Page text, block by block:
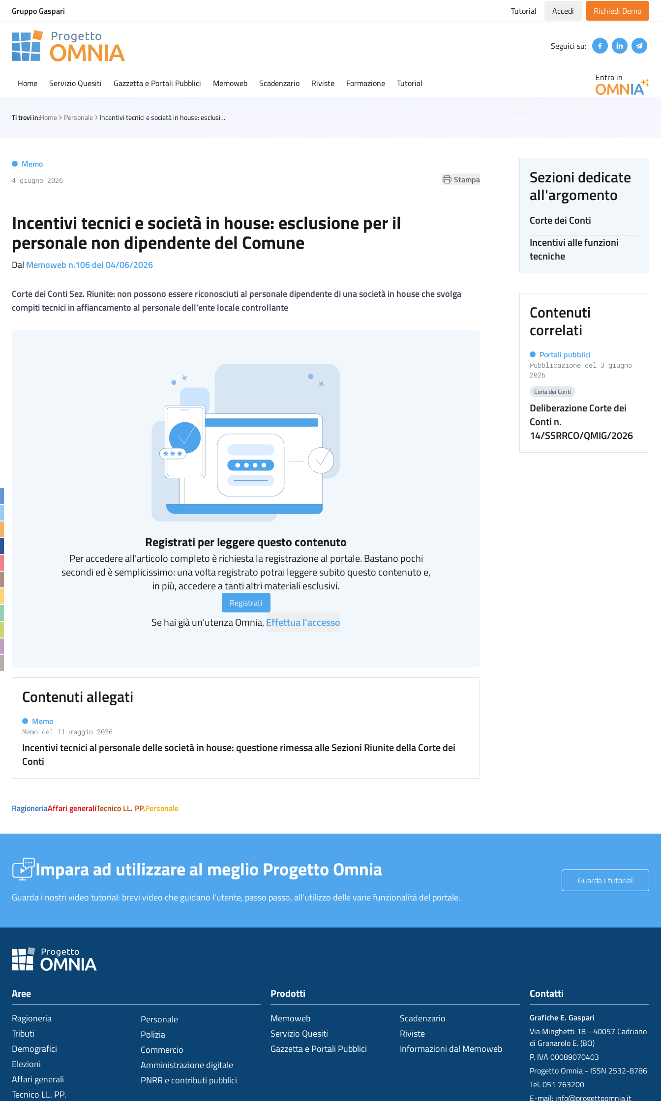
Gruppo Gaspari Tutorial Accedi Richiedi Demo
Progetto Omnia
Seguici su: FacebookLinkedin
Home Servizio Quesiti Gazzetta e Portali Pubblici Memoweb Scadenzario Riviste Formazione Tutorial Entra in
Ti trovi in:Home Personale Incentivi tecnici e società in house: esclusione per il personale non dipendente del Comune
Memo
4 giugno 2026 Stampa
Incentivi tecnici e società in house: esclusione per il
personale non dipendente del Comune
Dal Memoweb n.106 del 04/06/2026
Corte dei Conti Sez. Riunite: non possono essere riconosciuti al personale dipendente di una società in house che svolga
compiti tecnici in affiancamento al personale dell’ente locale controllante
Registrati per leggere questo contenuto
Per accedere all'articolo completo è richiesta la registrazione al portale. Bastano pochi
secondi ed è semplicissimo: una volta registrato potrai leggere subito questo contenuto e,
in più, accedere a tanti altri materiali esclusivi.
Registrati
Se hai già un'utenza Omnia,Effettua l'accesso
Contenuti allegati
Memo
Memo del 11 maggio 2026
Incentivi tecnici al personale delle società in house: questione rimessa alle Sezioni Riunite della Corte dei
Conti
Sezioni dedicate
all'argomento
Corte dei Conti
Incentivi alle funzioni
tecniche
Contenuti
correlati
Portali pubblici
Pubblicazione del 3 giugno
2026
Corte dei Conti
Deliberazione Corte dei
Conti n.
14/SSRRCO/QMIG/2026
RagioneriaAffari generaliTecnico LL. PP.Personale
Impara ad utilizzare al meglio Progetto Omnia
Guarda i nostri video tutorial: brevi video che guidano l'utente, passo passo, all'utilizzo delle varie funzionalità del portale.
Guarda i tutorial
Aree
Ragioneria
Tributi
Demografici
Elezioni
Affari generali
Tecnico LL. PP.
Personale
Polizia
Commercio
Amministrazione digitale
PNRR e contributi pubblici
Prodotti
Memoweb
Servizio Quesiti
Gazzetta e Portali Pubblici
Scadenzario
Riviste
Informazioni dal Memoweb
Contatti
Grafiche E. Gaspari
Via Minghetti 18 - 40057 Cadriano
di Granarolo E. (BO)
P. IVA 00089070403
Progetto Omnia - ISSN 2532-8786
Tel. 051 763200
E-mail: info@progettoomnia.it